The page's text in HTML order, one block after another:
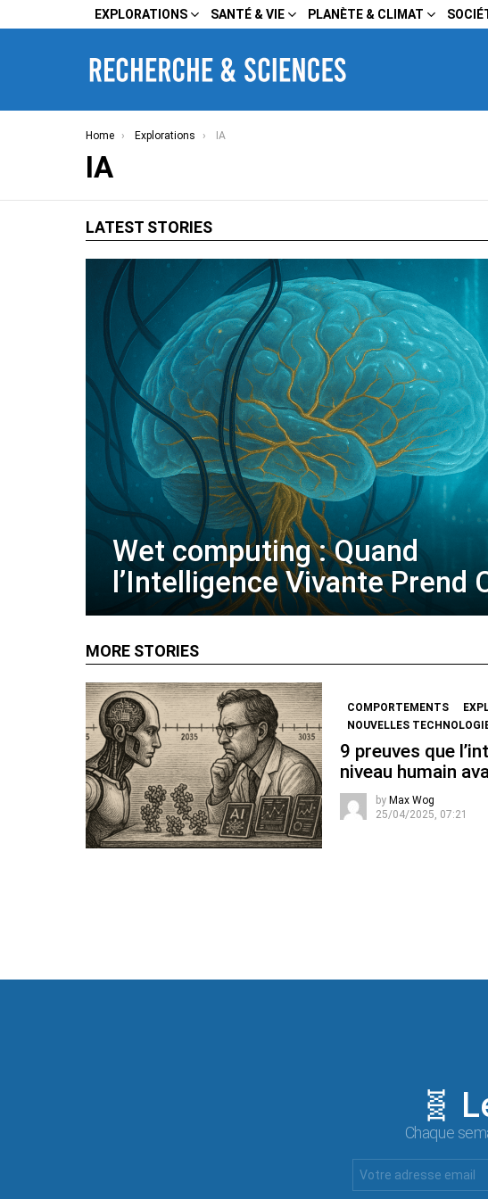
EXPLORATIONS SANTÉ & VIE PLANÈTE & CLIMAT
You are here:
Home Explorations IA
IA
LATEST STORIES
Wet computing : Quand
l’Intelligence Vivante Prend
MORE STORIES
COMPORTEMENTS
NOUVELLES
9 preuves que
niveau humain
by Max Wog
25/04/2025, 07:21
🧬
Chaque
Email
: